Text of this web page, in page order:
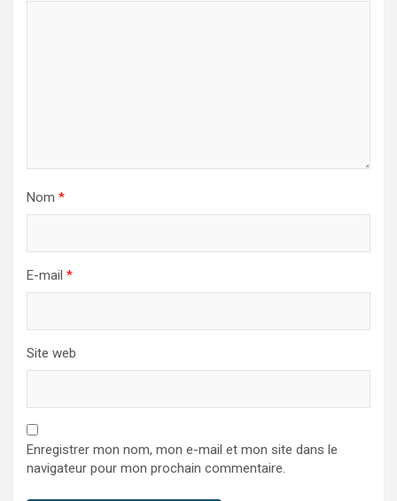
Nom *
E-mail *
Site web
Enregistrer mon nom, mon e-mail et mon site dans le
navigateur pour mon prochain commentaire.